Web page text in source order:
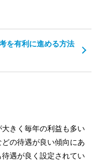
を有利に進める方法
きく毎年の利益も多い
の待遇が良い傾向にあ
遇が良く設定されてい